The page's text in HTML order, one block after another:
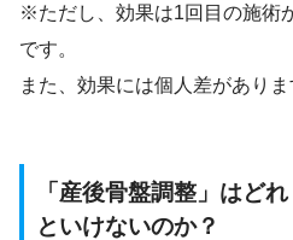
※ただし、効果は1回目の施術
です。
また、効果には個人差がありま
「産後骨盤調整」はど
といけないのか？